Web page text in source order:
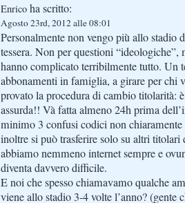
Enrico ha scritto:
Agosto 23rd, 2012 alle 08:01
Personalmente non vengo più allo stadio
tessera. Non per questioni “ideologiche”,
hanno complicato terribilmente tutto. Un
abbonamenti in famiglia, a girare per chi
provato la procedura di cambio titolarità:
assurda!! Và fatta almeno 24h prima
minimo 3 confusi codici non chiaramente
inoltre si può trasferire solo su altri titolari
abbiamo nemmeno internet sempre e
diventa davvero difficile.
E noi che spesso chiamavamo qualche
viene allo stadio 3-4 volte l’anno? (gente